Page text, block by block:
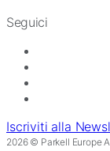
Seguici
Iscriviti alla
2026 © Parkell Europe